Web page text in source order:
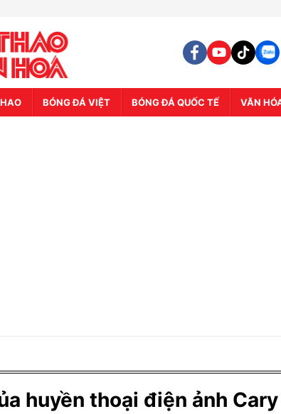
BÓNG ĐÁ VIỆT BÓNG ĐÁ QUỐC TẾ VĂN
huyền thoại điện ảnh